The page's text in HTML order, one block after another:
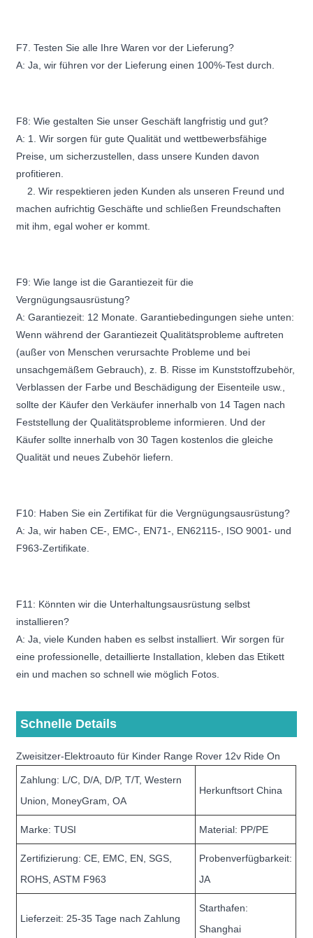
F7. Testen Sie alle Ihre Waren vor der Lieferung?
A: Ja, wir führen vor der Lieferung einen 100%-Test durch.
F8: Wie gestalten Sie unser Geschäft langfristig und gut?
A: 1. Wir sorgen für gute Qualität und wettbewerbsfähige
Preise, um sicherzustellen, dass unsere Kunden davon
profitieren.
2. Wir respektieren jeden Kunden als unseren Freund und
machen aufrichtig Geschäfte und schließen Freundschaften
mit ihm, egal woher er kommt.
F9: Wie lange ist die Garantiezeit für die
Vergnügungsausrüstung?
A: Garantiezeit: 12 Monate. Garantiebedingungen siehe unten:
Wenn während der Garantiezeit Qualitätsprobleme auftreten
(außer von Menschen verursachte Probleme und bei
unsachgemäßem Gebrauch), z. B. Risse im Kunststoffzubehör,
Verblassen der Farbe und Beschädigung der Eisenteile usw.,
sollte der Käufer den Verkäufer innerhalb von 14 Tagen nach
Feststellung der Qualitätsprobleme informieren. Und der
Käufer sollte innerhalb von 30 Tagen kostenlos die gleiche
Qualität und neues Zubehör liefern.
F10: Haben Sie ein Zertifikat für die Vergnügungsausrüstung?
A: Ja, wir haben CE-, EMC-, EN71-, EN62115-, ISO 9001- und
F963-Zertifikate.
F11: Könnten wir die Unterhaltungsausrüstung selbst
installieren?
A: Ja, viele Kunden haben es selbst installiert. Wir sorgen für
eine professionelle, detaillierte Installation, kleben das Etikett
ein und machen so schnell wie möglich Fotos.
Schnelle Details
Zweisitzer-Elektroauto für Kinder Range Rover 12v Ride On
Zahlung: L/C, D/A, D/P, T/T, Western
Union, MoneyGram, OA
Herkunftsort China
Marke: TUSI Material: PP/PE
Zertifizierung: CE, EMC, EN, SGS,
ROHS, ASTM F963
Probenverfügbarkeit:
JA
Lieferzeit: 25-35 Tage nach Zahlung
Starthafen:
Shanghai